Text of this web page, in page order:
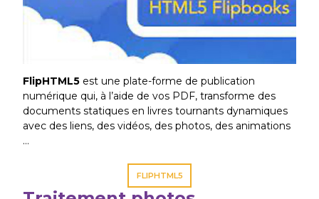
FlipHTML5 est une plate-forme de publication
numérique qui, à l’aide de vos PDF, transforme des
documents statiques en livres tournants dynamiques
avec des liens, des vidéos, des photos, des animations
…
FLIPHTML5